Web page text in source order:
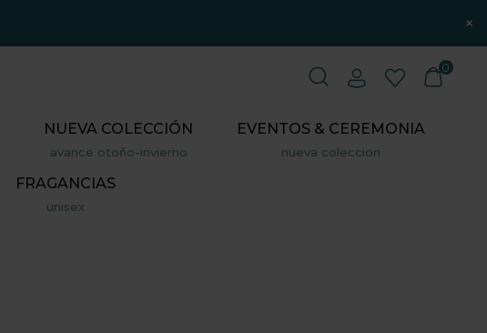
×
NUEVA COLECCIÓN
avance otoño-invierno
EVENTOS & CEREMONIA
nueva coleccion
FRAGANCIAS
unisex
0